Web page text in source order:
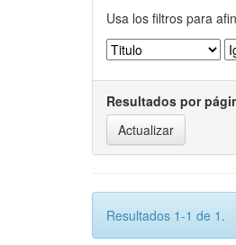
Usa los filtros para
Resultados por
Resultados 1-1 de 1.